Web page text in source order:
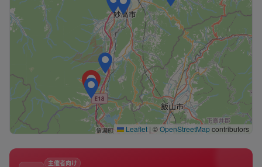
Leaflet | ©OpenStreetMapcontributors
主催者向け